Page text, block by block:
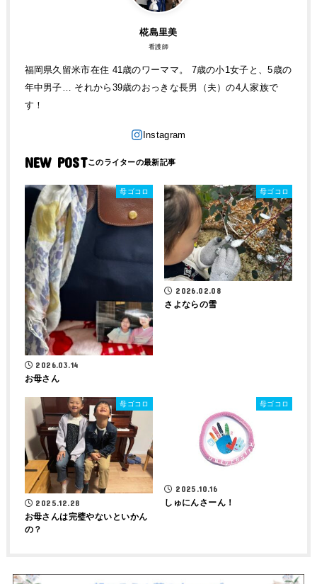
椛島里美
看護師
福岡県久留米市在住 41歳のワーママ。 7歳の小1女子と、5歳の
年中男子… それから39歳のおっきな長男（夫）の4人家族で
す！
NEW POST
母ゴコロ
2026.03.14
お母さん
母ゴコロ
2026.02.08
さよならの雪
母ゴコロ
2025.12.28
お母さんは完璧やないといかん
の？
母ゴコロ
2025.10.16
しゅにんさーん！